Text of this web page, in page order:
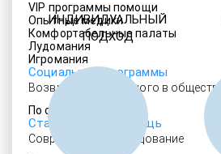
VIP программы помощи
Опытные медики
Комфортабельные палаты
Лудомания
Игромания
Социальные программы
Возвращение больного в общество
По статье 228
Стационарная помощь
Современное оборудование
ИНДИВИДУАЛЬНЫЙ
ПОДХОД